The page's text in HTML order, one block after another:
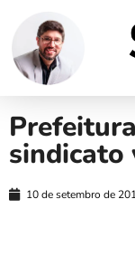
sindicato
10 de setembro de